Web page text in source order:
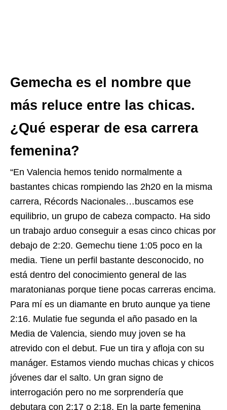
Gemecha es el nombre que
más reluce entre las chicas.
¿Qué esperar de esa carrera
femenina?
“En Valencia hemos tenido normalmente a
bastantes chicas rompiendo las 2h20 en la misma
carrera, Récords Nacionales…buscamos ese
equilibrio, un grupo de cabeza compacto. Ha sido
un trabajo arduo conseguir a esas cinco chicas por
debajo de 2:20. Gemechu tiene 1:05 poco en la
media. Tiene un perfil bastante desconocido, no
está dentro del conocimiento general de las
maratonianas porque tiene pocas carreras encima.
Para mí es un diamante en bruto aunque ya tiene
2:16. Mulatie fue segunda el año pasado en la
Media de Valencia, siendo muy joven se ha
atrevido con el debut. Fue un tira y afloja con su
manáger. Estamos viendo muchas chicas y chicos
jóvenes dar el salto. Un gran signo de
interrogación pero no me sorprendería que
debutara con 2:17 o 2:18. En la parte femenina